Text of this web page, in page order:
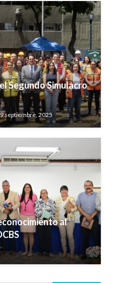
Segundo Simulacro
septiembre, 2025
al